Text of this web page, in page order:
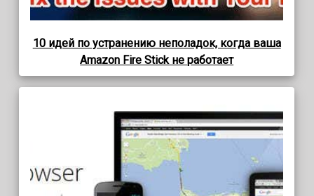
10 идей по устранению неполадок, когда ваша
Amazon Fire Stick не работает